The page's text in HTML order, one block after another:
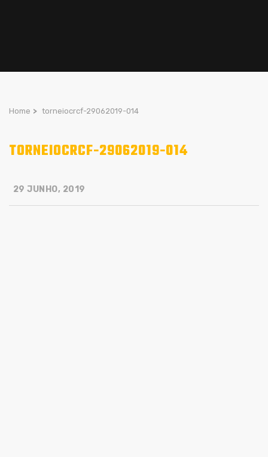
Home > torneiocrcf-29062019-014
TORNEIOCRCF-29062019-014
29 JUNHO, 2019